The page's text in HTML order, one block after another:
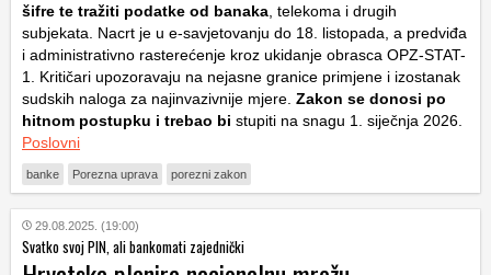
šifre te tražiti podatke od banaka , telekoma i drugih
subjekata. Nacrt je u e-savjetovanju do 18. listopada, a predviđa
i administrativno rasterećenje kroz ukidanje obrasca OPZ-STAT-
1. Kritičari upozoravaju na nejasne granice primjene i izostanak
sudskih naloga za najinvazivnije mjere. Zakon se donosi po
hitnom postupku i trebao bi stupiti na snagu 1. siječnja 2026.
Poslovni
banke Porezna uprava porezni zakon
29.08.2025. (19:00)
Svatko svoj PIN, ali bankomati zajednički